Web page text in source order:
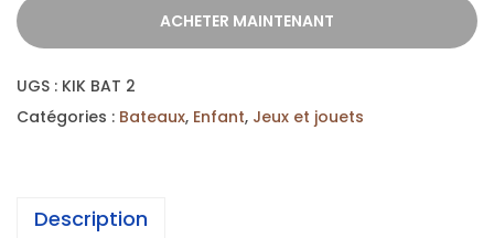
ACHETER MAINTENANT
UGS : KIK BAT 2
Catégories : Bateaux, Enfant, Jeux et jouets
Description